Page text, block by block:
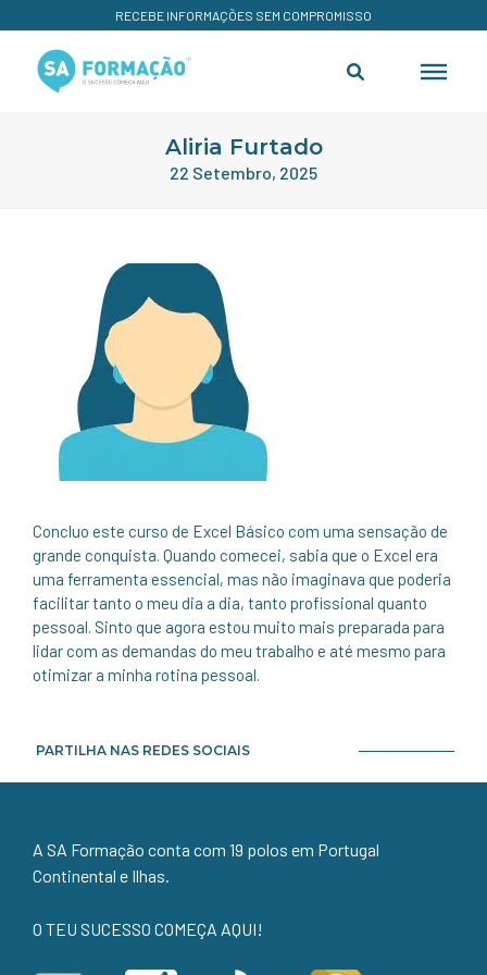
RECEBE INFORMAÇÕES SEM COMPROMISSO
Aliria Furtado
22 Setembro, 2025
Concluo este curso de Excel Básico com uma sensação de
grande conquista. Quando comecei, sabia que o Excel era
uma ferramenta essencial, mas não imaginava que poderia
facilitar tanto o meu dia a dia, tanto profissional quanto
pessoal. Sinto que agora estou muito mais preparada para
lidar com as demandas do meu trabalho e até mesmo para
otimizar a minha rotina pessoal.
PARTILHA NAS REDES SOCIAIS
A SA Formação conta com 19 polos em Portugal
Continental e Ilhas.
O TEU SUCESSO COMEÇA AQUI!